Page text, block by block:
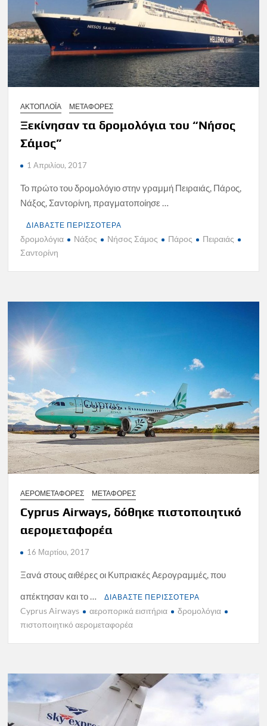
ΑΚΤΟΠΛΟΪΑ ΜΕΤΑΦΟΡΕΣ
Ξεκίνησαν τα δρομολόγια του “Νήσος
Σάμος”
1 Απριλίου, 2017
Το πρώτο του δρομολόγιο στην γραμμή Πειραιάς, Πάρος,
Νάξος, Σαντορίνη, πραγματοποίησε …
ΔΙΑΒΑΣΤΕ ΠΕΡΙΣΣΟΤΕΡΑ
δρομολόγια Νάξος Νήσος Σάμος Πάρος
Πειραιάς
Σαντορίνη
ΑΕΡΟΜΕΤΑΦΟΡΕΣ ΜΕΤΑΦΟΡΕΣ
Cyprus Airways, δόθηκε πιστοποιητικό
αερομεταφορέα
16 Μαρτίου, 2017
Ξανά στους αιθέρες οι Κυπριακές Αερογραμμές, που
απέκτησαν και το …
ΔΙΑΒΑΣΤΕ ΠΕΡΙΣΣΟΤΕΡΑ
Cyprus Airways αεροπορικά εισιτήρια
δρομολόγια
πιστοποιητικό αερομεταφορέα